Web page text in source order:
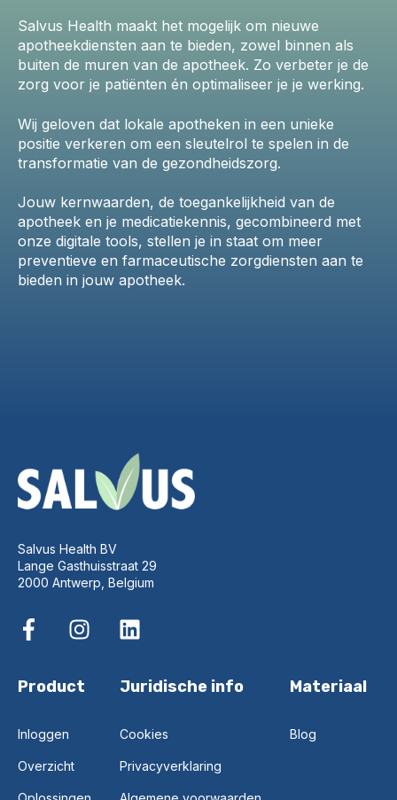
Salvus Health maakt het mogelijk om nieuwe
apotheekdiensten aan te bieden, zowel binnen als
buiten de muren van de apotheek. Zo verbeter je de
zorg voor je patiënten én optimaliseer je je werking.
Wij geloven dat lokale apotheken in een unieke
positie verkeren om een sleutelrol te spelen in de
transformatie van de gezondheidszorg.
Jouw kernwaarden, de toegankelijkheid van de
apotheek en je medicatiekennis, gecombineerd met
onze digitale tools, stellen je in staat om meer
preventieve en farmaceutische zorgdiensten aan te
bieden in jouw apotheek.
Salvus Health BV
Lange Gasthuisstraat 29
2000 Antwerp, Belgium
Product
Inloggen
Overzicht
Juridische info
Cookies
Privacyverklaring
Materiaal
Blog